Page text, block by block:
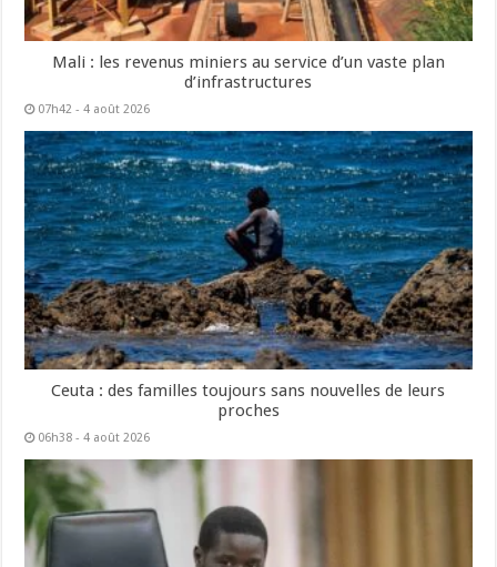
Mali : les revenus miniers au service d’un vaste plan
d’infrastructures
07h42 - 4 août 2026
Ceuta : des familles toujours sans nouvelles de leurs
proches
06h38 - 4 août 2026